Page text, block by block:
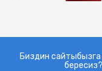
Биздин сайтыбызга
бересиз?